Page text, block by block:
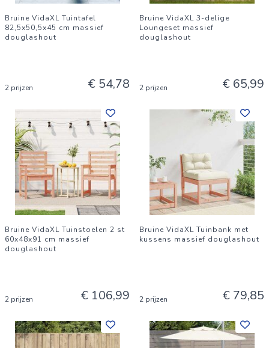
Bruine VidaXL Tuintafel
82,5x50,5x45 cm massief
douglashout
2 prijzen € 54,78
Bruine VidaXL 3-delige
Loungeset massief
douglashout
2 prijzen € 65,99
Bruine VidaXL Tuinstoelen 2 st
60x48x91 cm massief
douglashout
2 prijzen € 106,99
Bruine VidaXL Tuinbank met
kussens massief douglashout
2 prijzen € 79,85